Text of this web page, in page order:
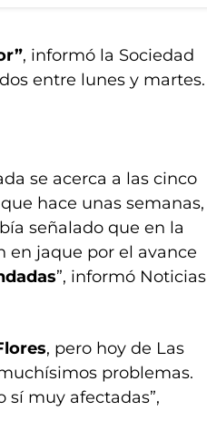
, informó la Sociedad
entre lunes y martes.
se acerca a las cinco
hace unas semanas,
señalado que en la
en jaque por el avance
”, informó Noticias
, pero hoy de Las
problemas.
muy afectadas”,